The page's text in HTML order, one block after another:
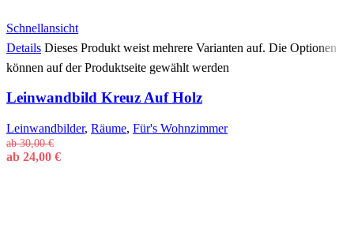
Schnellansicht
Details Dieses Produkt weist mehrere Varianten auf. Die Optionen
können auf der Produktseite gewählt werden
Leinwandbild Kreuz Auf Holz
Leinwandbilder, Räume, Für's Wohnzimmer
ab30,00€
ab 24,00 €